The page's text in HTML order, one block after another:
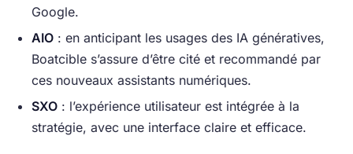
Google.
AIO: en anticipant les usages des IA génératives,
Boatcible s’assure d’être cité et recommandé par
ces nouveaux assistants numériques.
SXO: l’expérience utilisateur est intégrée à la
stratégie, avec une interface claire et efficace.